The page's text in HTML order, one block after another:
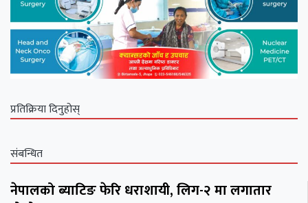
प्रतिक्रिया दिनुहोस्
संबन्धित
नेपालको ब्याटिङ फेरि धराशायी, लिग-२ मा लगातार